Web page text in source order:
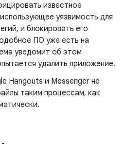
известное
уязвимость для
и блокировать его
ПО уже есть на
уведомит об этом
удалить приложение.
Hangouts и Messenger не
таким процессам, как